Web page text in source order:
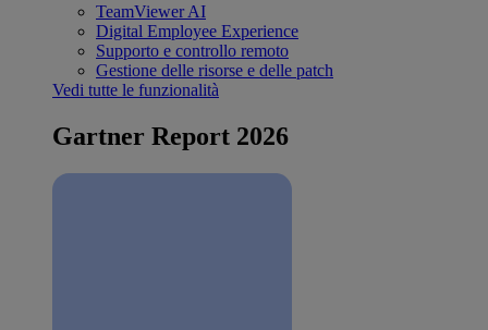
TeamViewer AI
Digital Employee Experience
Supporto e controllo remoto
Gestione delle risorse e delle patch
Vedi tutte le funzionalità
Gartner Report 2026